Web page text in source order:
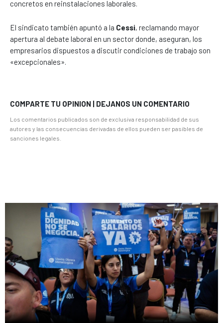
concretos en reinstalaciones laborales.
El sindicato también apuntó a la Cessi, reclamando mayor
apertura al debate laboral en un sector donde, aseguran, los
empresarios dispuestos a discutir condiciones de trabajo son
«excepcionales».
COMPARTE TU OPINION | DEJANOS UN COMENTARIO
Los comentarios publicados son de exclusiva responsabilidad de sus
autores y las consecuencias derivadas de ellos pueden ser pasibles de
sanciones legales.